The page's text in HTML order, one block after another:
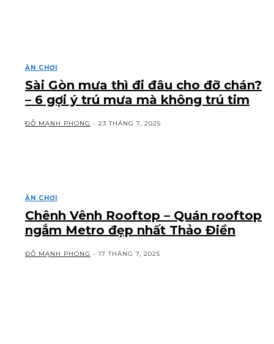
ĂN CHƠI
Sài Gòn mưa thì đi đâu cho đỡ chán?
– 6 gợi ý trú mưa mà không trú tim
ĐỖ MẠNH PHONG - 23 THÁNG 7, 2025
ĂN CHƠI
Chênh Vênh Rooftop – Quán rooftop
ngắm Metro đẹp nhất Thảo Điền
ĐỖ MẠNH PHONG - 17 THÁNG 7, 2025